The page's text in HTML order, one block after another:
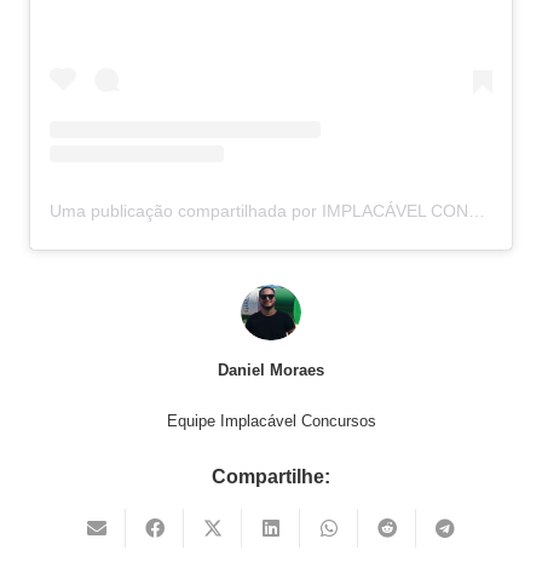
Uma publicação compartilhada por IMPLACÁVEL CONCURSOS (@implacavelconcursos)
Daniel Moraes
Equipe Implacável Concursos
Compartilhe: